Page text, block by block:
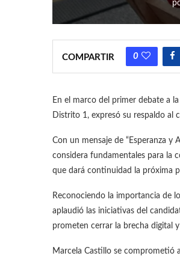
COMPARTIR 0
En el marco del primer debate a
Distrito 1, expresó su respaldo al
Con un mensaje de “Esperanza y
considera fundamentales para la
que dará continuidad la próxima
Reconociendo la importancia de
aplaudió las iniciativas del
prometen cerrar la brecha digital
Marcela Castillo se comprometió